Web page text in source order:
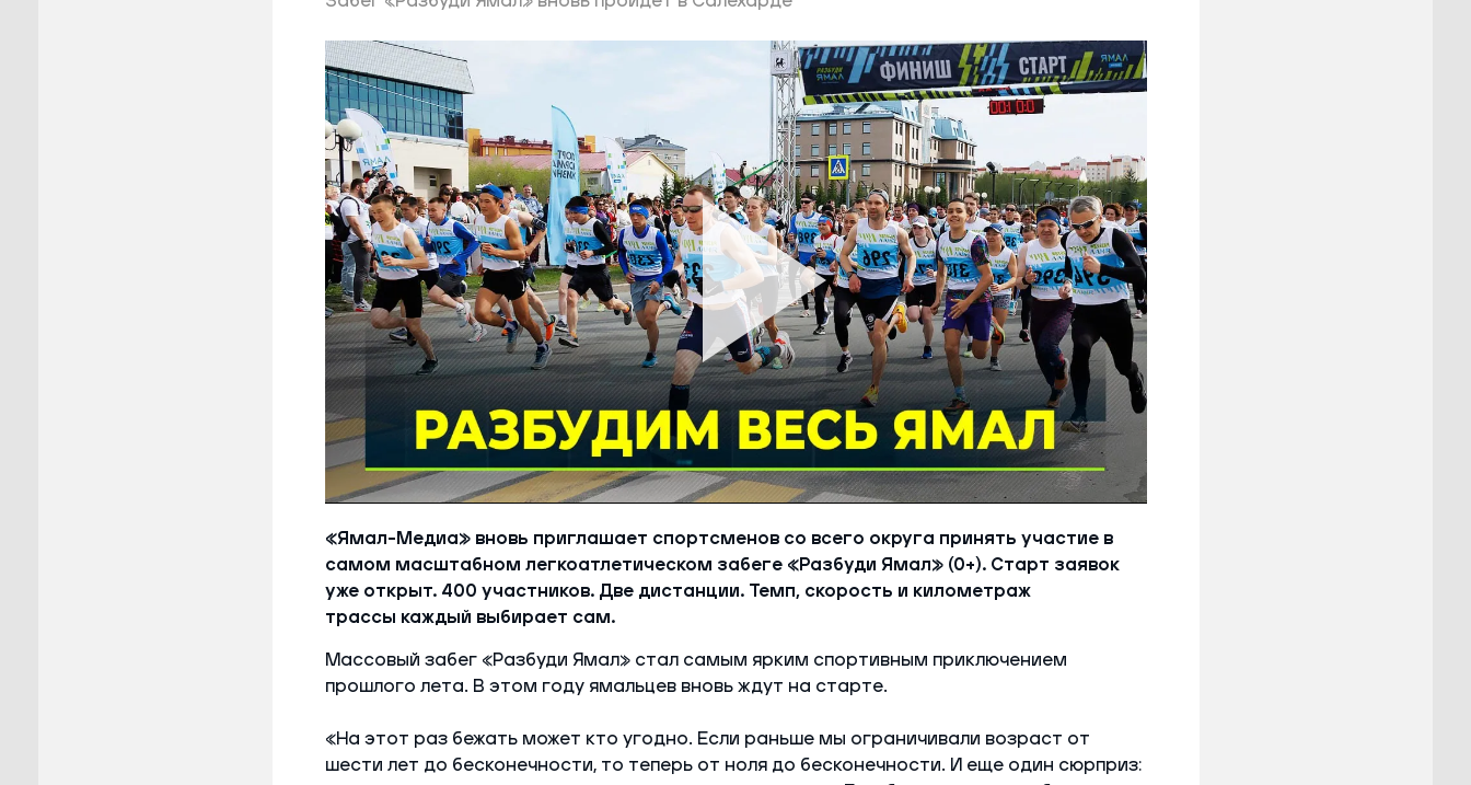
Салехард
Тарко-Сале
Тазовский район
Шурышкарский район
Ямальский район
«Ямал-Медиа» вновь приглашает спортсменов со всего округа принять участие в
самом масштабном легкоатлетическом забеге «Разбуди Ямал» (0+). Старт заявок
уже открыт. 400 участников. Две дистанции. Темп, скорость и километраж
трассы каждый выбирает сам.
Массовый забег «Разбуди Ямал» стал самым ярким спортивным приключением
прошлого лета. В этом году ямальцев вновь ждут на старте.
«На этот раз бежать может кто угодно. Если раньше мы ограничивали возраст от
шести лет до бесконечности, то теперь от ноля до бесконечности. И еще один сюрприз: